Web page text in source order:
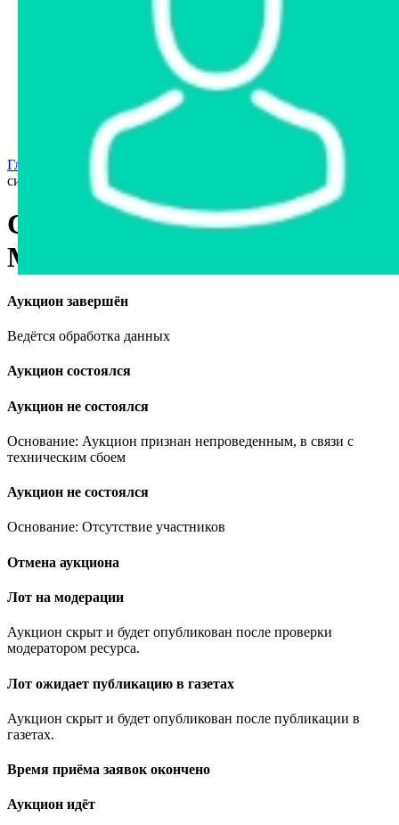
Арестованное имущество
Реестр несостоявшихся торгов
Реестр переоценок
Государственное имущество
Главная страница
силосный в г. Минске
Склад цемента силосный в г.
Минске
Аукцион завершён
Ведётся обработка данных
Аукцион состоялся
Аукцион не состоялся
Основание: Аукцион признан непроведенным, в связи с
техническим сбоем
Аукцион не состоялся
Основание: Отсутствие участников
Отмена аукциона
Лот на модерации
Аукцион скрыт и будет опубликован после проверки
модератором ресурса.
Лот ожидает публикацию в газетах
Аукцион скрыт и будет опубликован после публикации в
газетах.
Время приёма заявок окончено
Аукцион идёт